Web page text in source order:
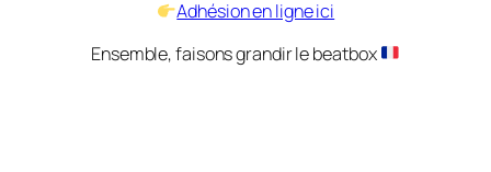
Adhésion en ligne ici
Ensemble, faisons grandir le beatbox